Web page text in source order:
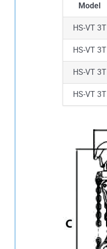
Model
HS-VT 3T
HS-VT 3T
HS-VT 3T
HS-VT 3T